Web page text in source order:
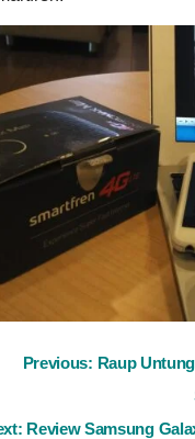
Previous: Raup
Review Samsung